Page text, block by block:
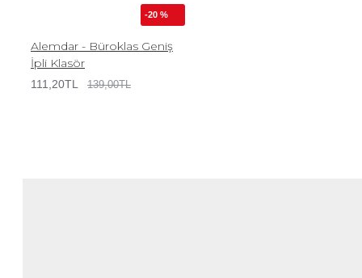
-20 %
Alemdar - Büroklas Geniş
İpli Klasör
111,20TL 139,00TL